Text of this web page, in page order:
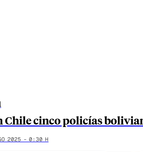
Chile cinco policías
2025 - 0:30 H